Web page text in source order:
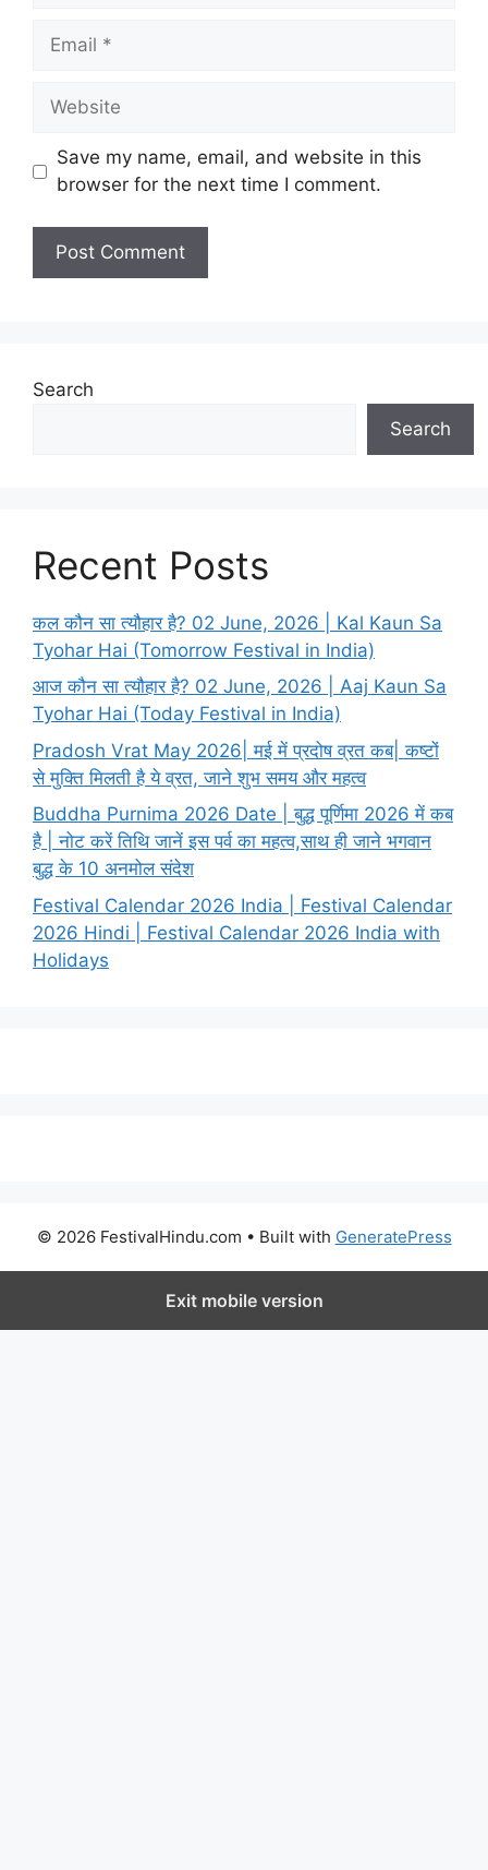
s
t
Save my name, email, and website in this
browser for the next time I comment.
Search
Search
Recent Posts
कल कौन सा त्यौहार है? 02 June, 2026 | Kal Kaun Sa
Tyohar Hai (Tomorrow Festival in India)
आज कौन सा त्यौहार है? 02 June, 2026 | Aaj Kaun Sa
Tyohar Hai (Today Festival in India)
Pradosh Vrat May 2026| मई में प्रदोष व्रत कब| कष्टों
से मुक्ति मिलती है ये व्रत, जाने शुभ समय और महत्व
Buddha Purnima 2026 Date | बुद्ध पूर्णिमा 2026 में कब
है | नोट करें तिथि जानें इस पर्व का महत्व,साथ ही जाने भगवान
बुद्ध के 10 अनमोल संदेश
Festival Calendar 2026 India | Festival Calendar
2026 Hindi | Festival Calendar 2026 India with
Holidays
© 2026 FestivalHindu.com • Built with GeneratePress
Exit mobile version